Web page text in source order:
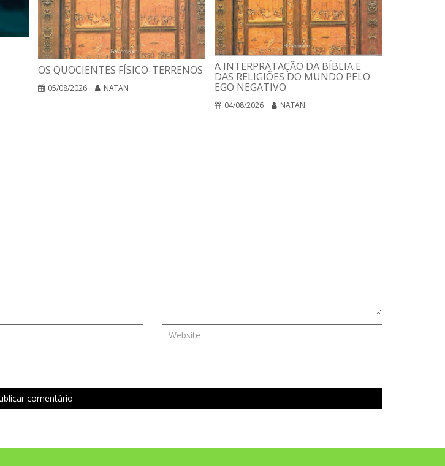
OS QUOCIENTES FÍSICO-TERRENOS
05/08/2026 NATAN
A INTERPRATAÇÃO DA BÍBLIA E
DAS RELIGIÕES DO MUNDO PELO
EGO NEGATIVO
04/08/2026 NATAN